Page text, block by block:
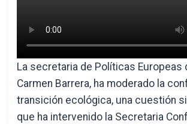
La secretaria de Políticas Europeas
Carmen Barrera, ha moderado la
transición ecológica, una cuestión
que ha intervenido la Secretaria